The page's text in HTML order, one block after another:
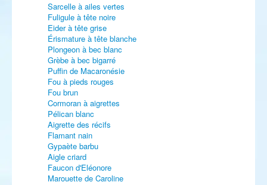
Sarcelle à ailes vertes
Fuligule à tête noire
Eider à tête grise
Érismature à tête blanche
Plongeon à bec blanc
Grèbe à bec bigarré
Puffin de Macaronésie
Fou à pieds rouges
Fou brun
Cormoran à aigrettes
Pélican blanc
Aigrette des récifs
Flamant nain
Gypaète barbu
Aigle criard
Faucon d'Eléonore
Marouette de Caroline